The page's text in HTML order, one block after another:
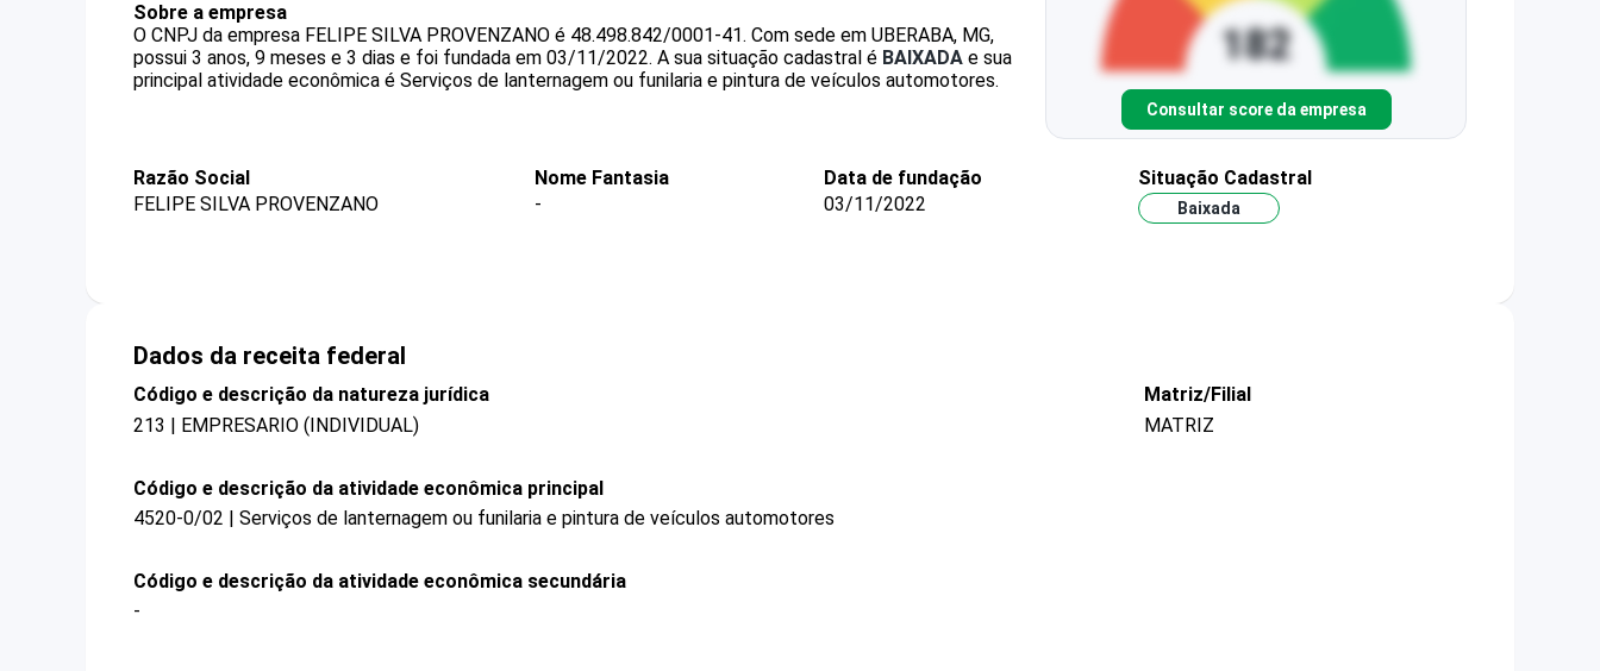
Sobre a empresa
O CNPJ da empresa FELIPE SILVA PROVENZANO é 48.498.842/0001-41. Com sede em UBERABA, MG,
possui 3 anos, 9 meses e 3 dias e foi fundada em 03/11/2022. A sua situação cadastral é BAIXADA e sua
principal atividade econômica é Serviços de lanternagem ou funilaria e pintura de veículos automotores.
Consultar score da empresa
Razão Social
FELIPE SILVA PROVENZANO
Nome Fantasia
-
Data de fundação
03/11/2022
Situação Cadastral
Baixada
Dados da receita federal
Código e descrição da natureza jurídica
213 | EMPRESARIO (INDIVIDUAL)
Matriz/Filial
MATRIZ
Código e descrição da atividade econômica principal
4520-0/02 | Serviços de lanternagem ou funilaria e pintura de veículos automotores
Código e descrição da atividade econômica secundária
-